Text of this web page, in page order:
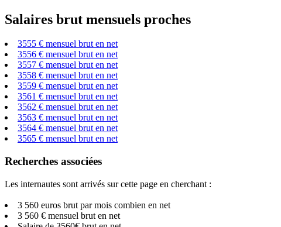
Salaires brut mensuels proches
3555 € mensuel brut en net
3556 € mensuel brut en net
3557 € mensuel brut en net
3558 € mensuel brut en net
3559 € mensuel brut en net
3561 € mensuel brut en net
3562 € mensuel brut en net
3563 € mensuel brut en net
3564 € mensuel brut en net
3565 € mensuel brut en net
Recherches associées
Les internautes sont arrivés sur cette page en cherchant :
3 560 euros brut par mois combien en net
3 560 € mensuel brut en net